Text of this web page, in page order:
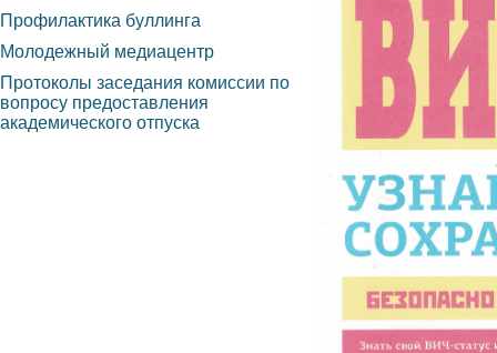
Профилактика буллинга
Молодежный медиацентр
Протоколы заседания комиссии по
вопросу предоставления
академического отпуска